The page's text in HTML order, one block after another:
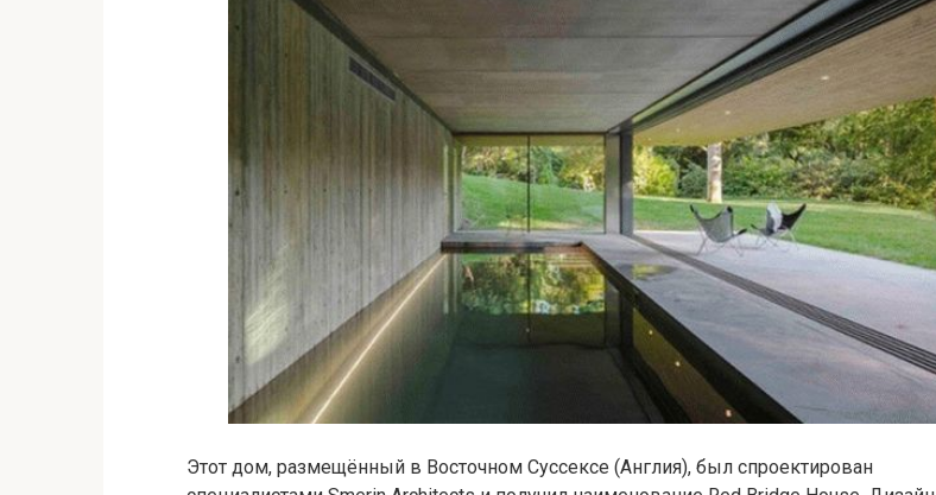
Этот дом, размещённый в Восточном Суссексе (Англия), был спроектирован